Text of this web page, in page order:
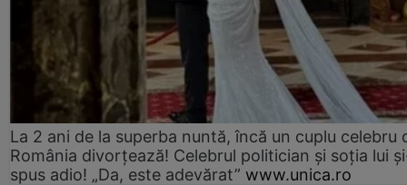
La 2 ani de la superba nuntă, încă un cuplu celebru
România divorțează! Celebrul politician și soția lui
spus adio! „Da, este adevărat” www.unica.ro